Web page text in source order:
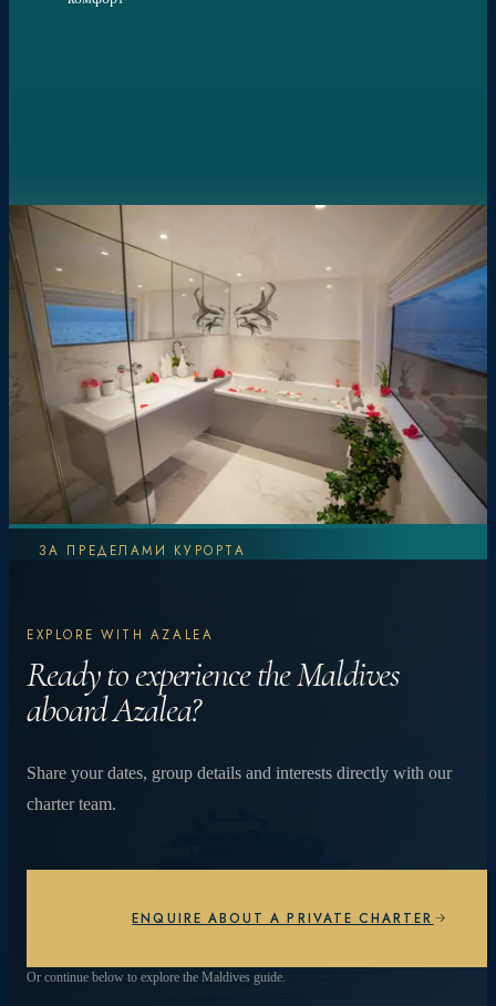
ЗА ПРЕДЕЛАМИ КУРОРТА
Узнайте больше.
Испытайте
больше.
От ярких коралловых рифов и встреч с
звездами — каждый день уникален.
EXPLORE WITH AZALEA
Ready to experience the Maldives
aboard Azalea?
Share your dates, group details and interests directly with our
charter team.
ENQUIRE ABOUT A PRIVATE CHARTER
Or continue below to explore the Maldives guide.